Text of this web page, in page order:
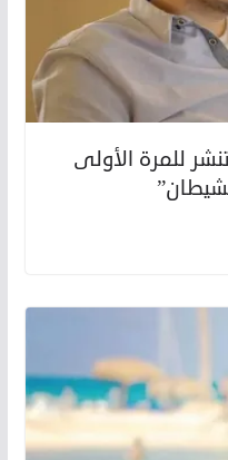
للمرة الأولى